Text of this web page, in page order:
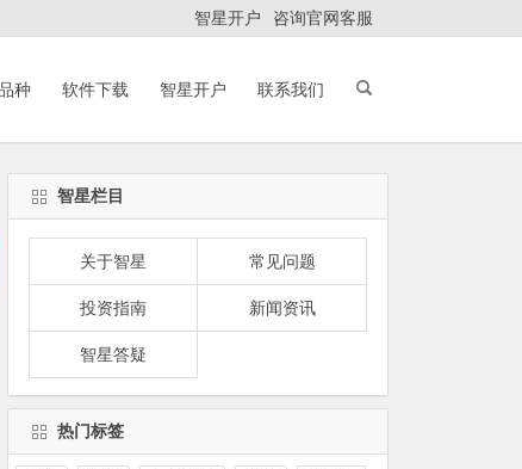
智星开户 咨询官网客服
种 软件下载 智星开户 联系我们
智星栏目
关于智星 常见问题
投资指南 新闻资讯
智星答疑
热门标签